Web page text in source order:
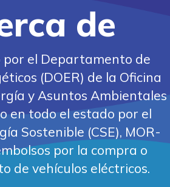
de
el Departamento de
(DOER) de la Oficina
y Asuntos Ambientales
en todo el estado por el
Sostenible (CSE), MOR-
por la compra o
de vehículos eléctricos.